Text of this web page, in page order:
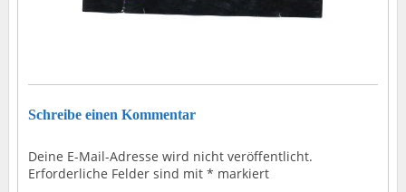
Schreibe einen Kommentar
Deine E-Mail-Adresse wird nicht veröffentlicht.
Erforderliche Felder sind mit * markiert